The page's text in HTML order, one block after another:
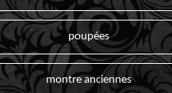
poupées
montre anciennes